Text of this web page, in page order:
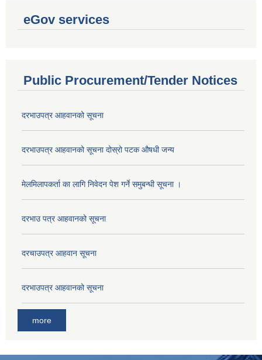
eGov services
Public Procurement/Tender Notices
दरभाउपत्र आहवानको सूचना
दरभाउपत्र आहवानको सूचना दोस्रो पटक औषधी जन्य
मेलमिलापकर्ता का लागि निवेदन पेश गर्ने समुबन्धी सूचना ।
दरभाउ पत्र आहवानको सूचना
दरचाउपत्र आहवान सूचना
दरभाउपत्र आहवानको सूचना
more